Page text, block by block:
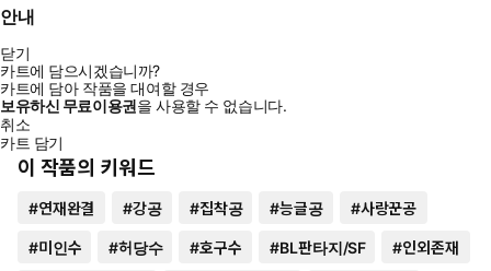
안내
닫기
카트에 담으시겠습니까?
카트에 담아 작품을 대여할 경우
보유하신 무료이용권을 사용할 수 없습니다.
취소
카트 담기
이 작품의 키워드
#연재완결 #강공 #집착공 #능글공 #사랑꾼공
#미인수 #허당수 #호구수 #BL판타지/SF #인외존재